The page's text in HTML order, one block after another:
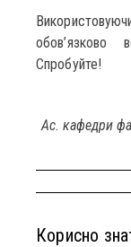
обов’язково
Спробуйте!
Ас. кафедри
Корисно